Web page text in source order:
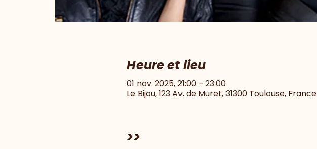
Heure et lieu
01 nov. 2025, 21:00 – 23:00
Le Bijou, 123 Av. de Muret, 31300 Toulouse, France
>>